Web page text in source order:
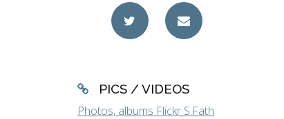
PICS / VIDEOS
Photos, albums Flickr S.Fath